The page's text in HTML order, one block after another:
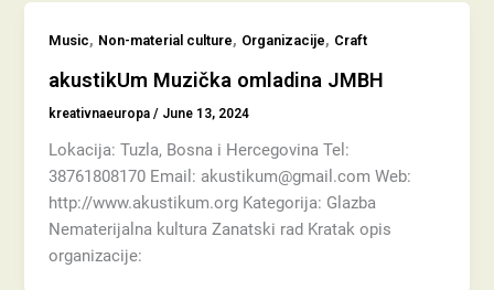
Music, Non-material culture, Organizacije, Craft
akustikUm Muzička omladina JMBH
kreativnaeuropa/ June 13, 2024
Lokacija: Tuzla, Bosna i Hercegovina Tel:
38761808170 Email: akustikum@gmail.com Web:
http://www.akustikum.org Kategorija: Glazba
Nematerijalna kultura Zanatski rad Kratak opis
organizacije: